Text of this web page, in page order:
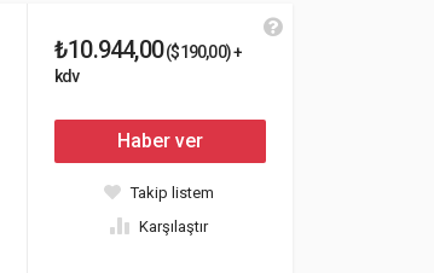
₺10.944,00($190,00) +
kdv
Haber ver
Takip listem
Karşılaştır